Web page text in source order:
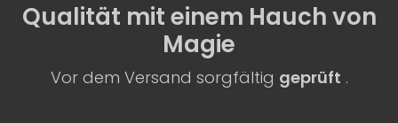
Qualität mit einem Hauch von
Magie
Vor dem Versand sorgfältig geprüft .